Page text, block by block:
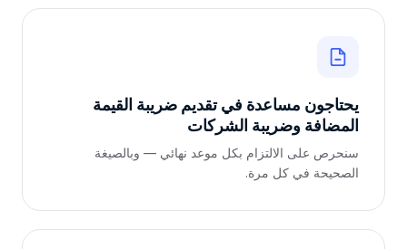
يحتاجون مساعدة في تقديم ضريبة القيمة
المضافة وضريبة الشركات
سنحرص على الالتزام بكل موعد نهائي — وبالصيغة
الصحيحة في كل مرة.